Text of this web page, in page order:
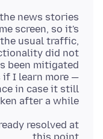
news stories
screen, so it's
usual traffic,
did not
been mitigated
if I learn more —
in case it still
after a while.
resolved at